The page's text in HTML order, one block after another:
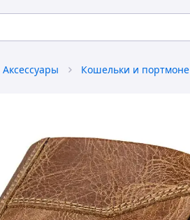
Аксессуары Кошельки и портмоне